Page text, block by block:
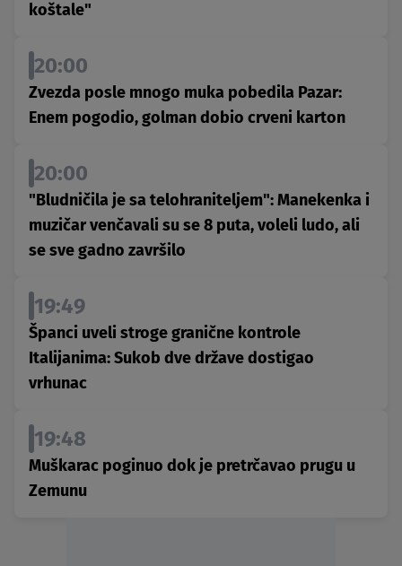
koštale"
20:00
Zvezda posle mnogo muka pobedila Pazar:
Enem pogodio, golman dobio crveni karton
20:00
"Bludničila je sa telohraniteljem": Manekenka i
muzičar venčavali su se 8 puta, voleli ludo, ali
se sve gadno završilo
19:49
Španci uveli stroge granične kontrole
Italijanima: Sukob dve države dostigao
vrhunac
19:48
Muškarac poginuo dok je pretrčavao prugu u
Zemunu